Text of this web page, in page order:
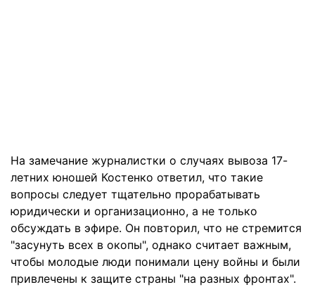
На замечание журналистки о случаях вывоза 17-
летних юношей Костенко ответил, что такие
вопросы следует тщательно прорабатывать
юридически и организационно, а не только
обсуждать в эфире. Он повторил, что не стремится
"засунуть всех в окопы", однако считает важным,
чтобы молодые люди понимали цену войны и были
привлечены к защите страны "на разных фронтах".